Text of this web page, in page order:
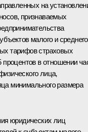
на
признаваемых
малого и среднего
тарифов страховых
процентов в отношении
лица,
минимального размера
юридических лиц